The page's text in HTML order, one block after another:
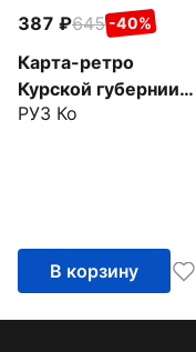
387 645 -40%
Карта-ретро
Курской губернии
на 1864 год
РУЗ Ко
В корзину